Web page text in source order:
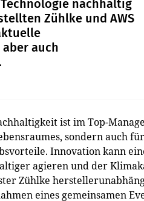
nachhaltig
Zühlke und AWS
auch
ist im Top-
sondern auch
Innovation kann
agieren und der
Zühlke
eines gemeinsamen